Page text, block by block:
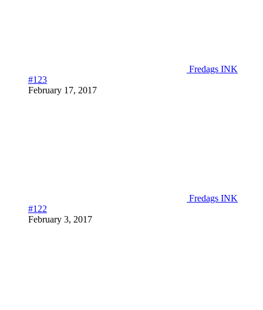
Fredags INK
#123
February 17, 2017
Fredags INK
#122
February 3, 2017